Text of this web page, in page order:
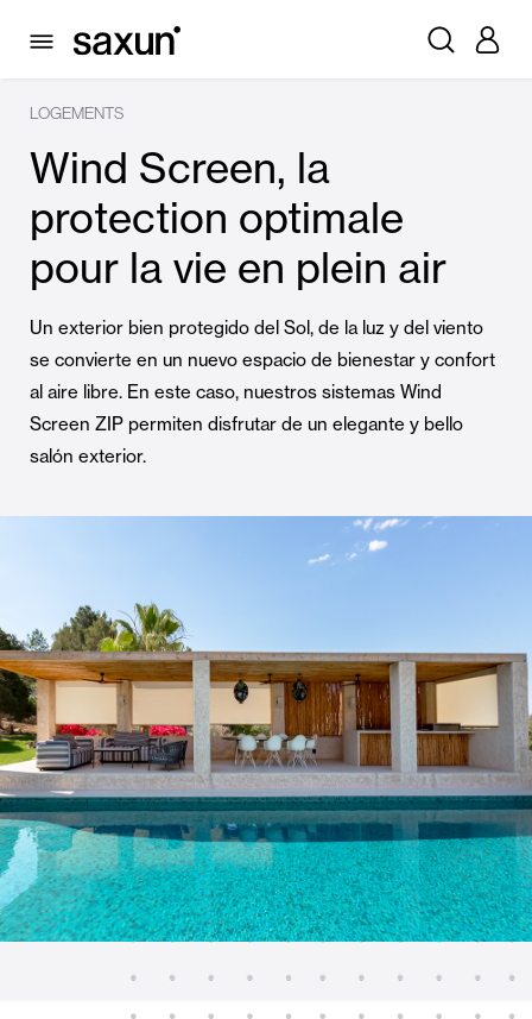
LOGEMENTS
Wind Screen, la
protection optimale
pour la vie en plein air
Un exterior bien protegido del Sol, de la luz y del viento
se convierte en un nuevo espacio de bienestar y confort
al aire libre. En este caso, nuestros sistemas Wind
Screen ZIP permiten disfrutar de un elegante y bello
salón exterior.